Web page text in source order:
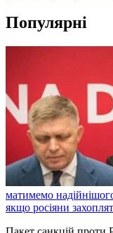
Популярні
матимемо
якщо росіяни